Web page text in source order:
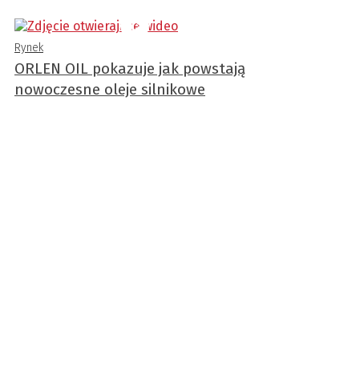
Rynek
ORLEN OIL pokazuje jak powstają
nowoczesne oleje silnikowe